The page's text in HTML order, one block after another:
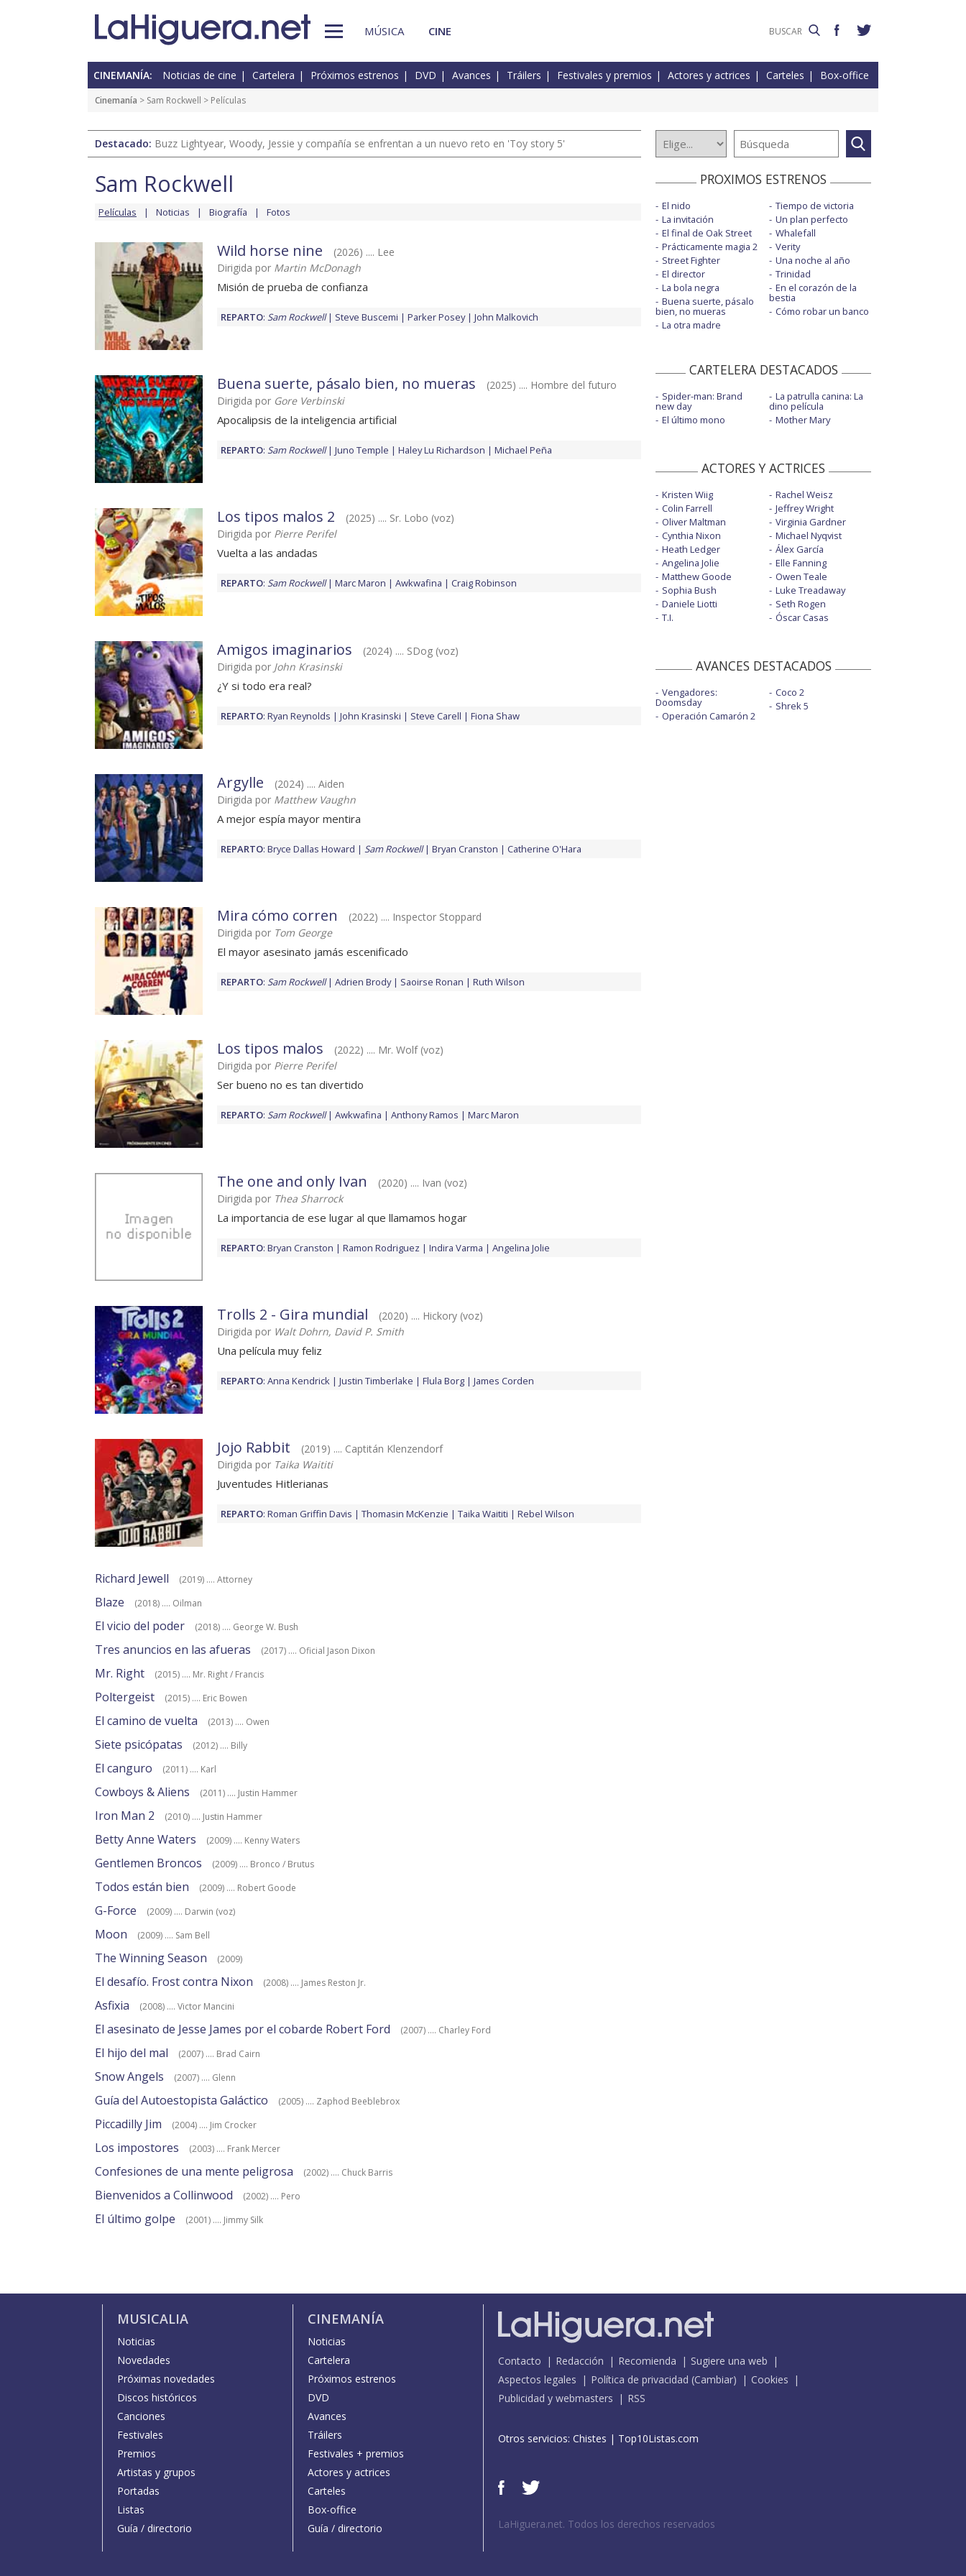
MÚSICA CINE
CINEMANÍA: Noticias de cine Cartelera Próximos estrenos DVD Avances Tráilers Festivales y premios Actores y actrices Carteles Box-office
Cinemanía > Sam Rockwell > Películas
Destacado: Buzz Lightyear, Woody, Jessie y compañía se enfrentan a un nuevo reto en 'Toy story 5'
Sam Rockwell
Películas Noticias Biografía Fotos
Wild horse nine
(2026) .... Lee
Dirigida por Martin McDonagh
Misión de prueba de confianza
REPARTO: Sam Rockwell Steve Buscemi Parker Posey John Malkovich
Buena suerte, pásalo bien, no mueras
(2025) .... Hombre del futuro
Dirigida por Gore Verbinski
Apocalipsis de la inteligencia artificial
REPARTO: Sam Rockwell Juno Temple Haley Lu Richardson Michael Peña
Los tipos malos 2
(2025) .... Sr. Lobo (voz)
Dirigida por Pierre Perifel
Vuelta a las andadas
REPARTO: Sam Rockwell Marc Maron Awkwafina Craig Robinson
Amigos imaginarios
(2024) .... SDog (voz)
Dirigida por John Krasinski
¿Y si todo era real?
REPARTO: Ryan Reynolds John Krasinski Steve Carell Fiona Shaw
Argylle
(2024) .... Aiden
Dirigida por Matthew Vaughn
A mejor espía mayor mentira
REPARTO: Bryce Dallas Howard Sam Rockwell Bryan Cranston Catherine O'Hara
Mira cómo corren
(2022) .... Inspector Stoppard
Dirigida por Tom George
El mayor asesinato jamás escenificado
REPARTO: Sam Rockwell Adrien Brody Saoirse Ronan Ruth Wilson
Los tipos malos
(2022) .... Mr. Wolf (voz)
Dirigida por Pierre Perifel
Ser bueno no es tan divertido
REPARTO: Sam Rockwell Awkwafina Anthony Ramos Marc Maron
The one and only Ivan
(2020) .... Ivan (voz)
Dirigida por Thea Sharrock
La importancia de ese lugar al que llamamos hogar
REPARTO: Bryan Cranston Ramon Rodriguez Indira Varma Angelina Jolie
Trolls 2 - Gira mundial
(2020) .... Hickory (voz)
Dirigida por Walt Dohrn, David P. Smith
Una película muy feliz
REPARTO: Anna Kendrick Justin Timberlake Flula Borg James Corden
Jojo Rabbit
(2019) .... Captitán Klenzendorf
Dirigida por Taika Waititi
Juventudes Hitlerianas
REPARTO: Roman Griffin Davis Thomasin McKenzie Taika Waititi Rebel Wilson
Richard Jewell (2019) .... Attorney
Blaze (2018) .... Oilman
El vicio del poder (2018) .... George W. Bush
Tres anuncios en las afueras (2017) .... Oficial Jason Dixon
Mr. Right (2015) .... Mr. Right / Francis
Poltergeist (2015) .... Eric Bowen
El camino de vuelta (2013) .... Owen
Siete psicópatas (2012) .... Billy
El canguro (2011) .... Karl
Cowboys & Aliens (2011) .... Justin Hammer
Iron Man 2 (2010) .... Justin Hammer
Betty Anne Waters (2009) .... Kenny Waters
Gentlemen Broncos (2009) .... Bronco / Brutus
Todos están bien (2009) .... Robert Goode
G-Force (2009) .... Darwin (voz)
Moon (2009) .... Sam Bell
The Winning Season (2009)
El desafío. Frost contra Nixon (2008) .... James Reston Jr.
Asfixia (2008) .... Victor Mancini
El asesinato de Jesse James por el cobarde Robert Ford (2007) .... Charley Ford
El hijo del mal (2007) .... Brad Cairn
Snow Angels (2007) .... Glenn
Guía del Autoestopista Galáctico (2005) .... Zaphod Beeblebrox
Piccadilly Jim (2004) .... Jim Crocker
Los impostores (2003) .... Frank Mercer
Confesiones de una mente peligrosa (2002) .... Chuck Barris
Bienvenidos a Collinwood (2002) .... Pero
El último golpe (2001) .... Jimmy Silk
PROXIMOS ESTRENOS
El nido
La invitación
El final de Oak Street
Prácticamente magia 2
Street Fighter
El director
La bola negra
Buena suerte, pásalo
bien, no mueras
La otra madre
Tiempo de victoria
Un plan perfecto
Whalefall
Verity
Una noche al año
Trinidad
En el corazón de la
bestia
Cómo robar un banco
CARTELERA DESTACADOS
Spider-man: Brand
new day
El último mono
La patrulla canina: La
dino película
Mother Mary
ACTORES Y ACTRICES
Kristen Wiig
Colin Farrell
Oliver Maltman
Cynthia Nixon
Heath Ledger
Angelina Jolie
Matthew Goode
Sophia Bush
Daniele Liotti
T.I.
Rachel Weisz
Jeffrey Wright
Virginia Gardner
Michael Nyqvist
Álex García
Elle Fanning
Owen Teale
Luke Treadaway
Seth Rogen
Óscar Casas
AVANCES DESTACADOS
Vengadores:
Doomsday
Operación Camarón 2
Coco 2
Shrek 5
MUSICALIA
Noticias
Novedades
Próximas novedades
Discos históricos
Canciones
Festivales
Premios
Artistas y grupos
Portadas
Listas
Guía / directorio
CINEMANÍA
Noticias
Cartelera
Próximos estrenos
DVD
Avances
Tráilers
Festivales + premios
Actores y actrices
Carteles
Box-office
Guía / directorio
Contacto Redacción Recomienda
Sugiere una web
Aspectos legales
Política de privacidad (Cambiar)
Cookies
Publicidad y webmasters
RSS
Otros servicios: Chistes | Top10Listas.com
LaHiguera.net. Todos los derechos reservados